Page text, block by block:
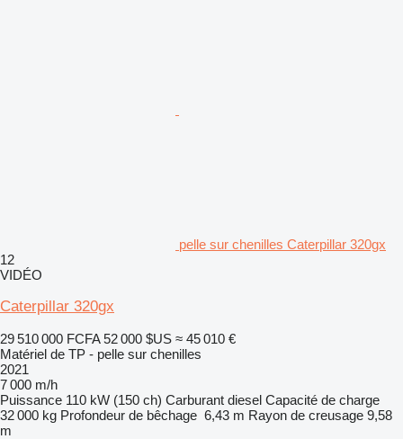
pelle sur chenilles Caterpillar 320gx
12
VIDÉO
Caterpillar 320gx
29 510 000 FCFA 52 000 $US ≈ 45 010 €
Matériel de TP - pelle sur chenilles
2021
7 000 m/h
Puissance 110 kW (150 ch) Carburant diesel Capacité de charge
32 000 kg Profondeur de bêchage 6,43 m Rayon de creusage 9,58
m